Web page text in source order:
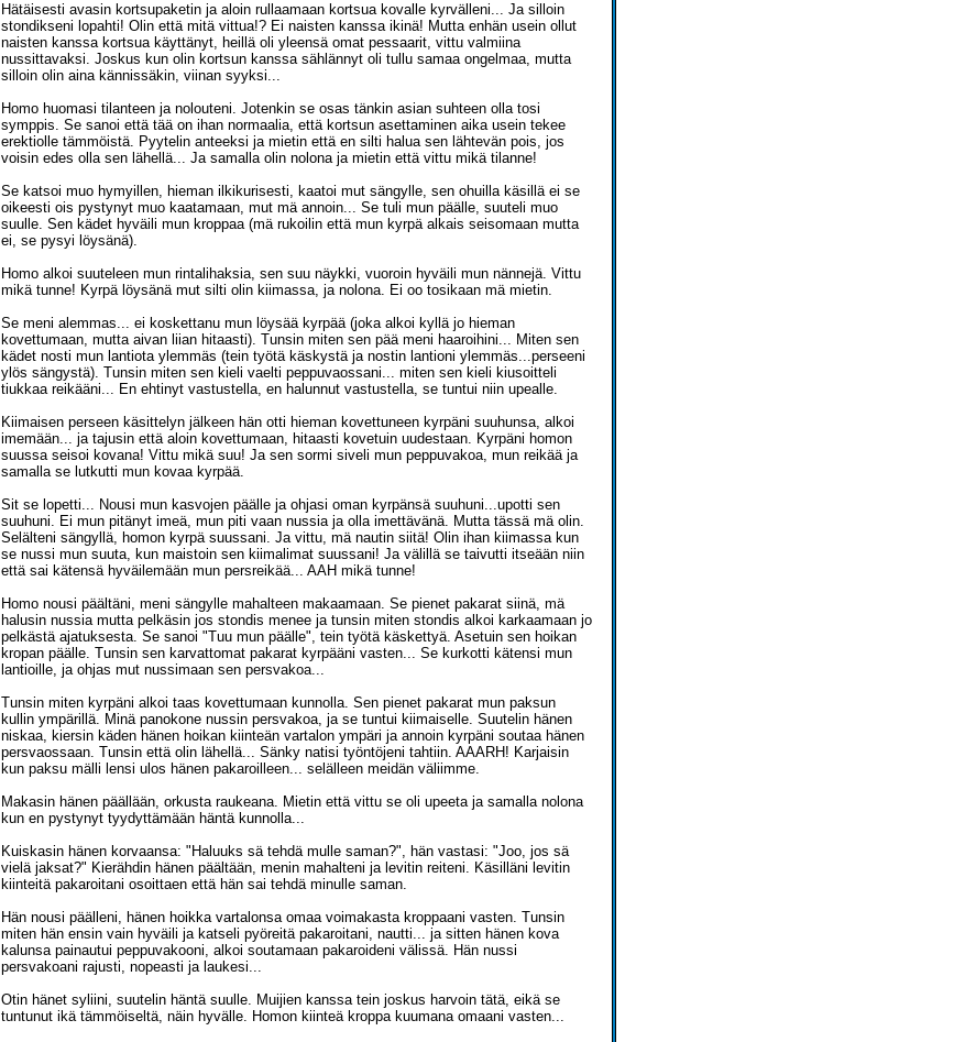
Hätäisesti avasin kortsupaketin ja aloin rullaamaan kortsua kovalle kyrvälleni... Ja silloin
stondikseni lopahti! Olin että mitä vittua!? Ei naisten kanssa ikinä! Mutta enhän usein ollut
naisten kanssa kortsua käyttänyt, heillä oli yleensä omat pessaarit, vittu valmiina
nussittavaksi. Joskus kun olin kortsun kanssa sählännyt oli tullu samaa ongelmaa, mutta
silloin olin aina kännissäkin, viinan syyksi...
Homo huomasi tilanteen ja nolouteni. Jotenkin se osas tänkin asian suhteen olla tosi
symppis. Se sanoi että tää on ihan normaalia, että kortsun asettaminen aika usein tekee
erektiolle tämmöistä. Pyytelin anteeksi ja mietin että en silti halua sen lähtevän pois, jos
voisin edes olla sen lähellä... Ja samalla olin nolona ja mietin että vittu mikä tilanne!
Se katsoi muo hymyillen, hieman ilkikurisesti, kaatoi mut sängylle, sen ohuilla käsillä ei se
oikeesti ois pystynyt muo kaatamaan, mut mä annoin... Se tuli mun päälle, suuteli muo
suulle. Sen kädet hyväili mun kroppaa (mä rukoilin että mun kyrpä alkais seisomaan mutta
ei, se pysyi löysänä).
Homo alkoi suuteleen mun rintalihaksia, sen suu näykki, vuoroin hyväili mun nännejä. Vittu
mikä tunne! Kyrpä löysänä mut silti olin kiimassa, ja nolona. Ei oo tosikaan mä mietin.
Se meni alemmas... ei koskettanu mun löysää kyrpää (joka alkoi kyllä jo hieman
kovettumaan, mutta aivan liian hitaasti). Tunsin miten sen pää meni haaroihini... Miten sen
kädet nosti mun lantiota ylemmäs (tein työtä käskystä ja nostin lantioni ylemmäs...perseeni
ylös sängystä). Tunsin miten sen kieli vaelti peppuvaossani... miten sen kieli kiusoitteli
tiukkaa reikääni... En ehtinyt vastustella, en halunnut vastustella, se tuntui niin upealle.
Kiimaisen perseen käsittelyn jälkeen hän otti hieman kovettuneen kyrpäni suuhunsa, alkoi
imemään... ja tajusin että aloin kovettumaan, hitaasti kovetuin uudestaan. Kyrpäni homon
suussa seisoi kovana! Vittu mikä suu! Ja sen sormi siveli mun peppuvakoa, mun reikää ja
samalla se lutkutti mun kovaa kyrpää.
Sit se lopetti... Nousi mun kasvojen päälle ja ohjasi oman kyrpänsä suuhuni...upotti sen
suuhuni. Ei mun pitänyt imeä, mun piti vaan nussia ja olla imettävänä. Mutta tässä mä olin.
Selälteni sängyllä, homon kyrpä suussani. Ja vittu, mä nautin siitä! Olin ihan kiimassa kun
se nussi mun suuta, kun maistoin sen kiimalimat suussani! Ja välillä se taivutti itseään niin
että sai kätensä hyväilemään mun persreikää... AAH mikä tunne!
Homo nousi päältäni, meni sängylle mahalteen makaamaan. Se pienet pakarat siinä, mä
halusin nussia mutta pelkäsin jos stondis menee ja tunsin miten stondis alkoi karkaamaan jo
pelkästä ajatuksesta. Se sanoi "Tuu mun päälle", tein työtä käskettyä. Asetuin sen hoikan
kropan päälle. Tunsin sen karvattomat pakarat kyrpääni vasten... Se kurkotti kätensi mun
lantioille, ja ohjas mut nussimaan sen persvakoa...
Tunsin miten kyrpäni alkoi taas kovettumaan kunnolla. Sen pienet pakarat mun paksun
kullin ympärillä. Minä panokone nussin persvakoa, ja se tuntui kiimaiselle. Suutelin hänen
niskaa, kiersin käden hänen hoikan kiinteän vartalon ympäri ja annoin kyrpäni soutaa hänen
persvaossaan. Tunsin että olin lähellä... Sänky natisi työntöjeni tahtiin. AAARH! Karjaisin
kun paksu mälli lensi ulos hänen pakaroilleen... selälleen meidän väliimme.
Makasin hänen päällään, orkusta raukeana. Mietin että vittu se oli upeeta ja samalla nolona
kun en pystynyt tyydyttämään häntä kunnolla...
Kuiskasin hänen korvaansa: "Haluuks sä tehdä mulle saman?", hän vastasi: "Joo, jos sä
vielä jaksat?" Kierähdin hänen päältään, menin mahalteni ja levitin reiteni. Käsilläni levitin
kiinteitä pakaroitani osoittaen että hän sai tehdä minulle saman.
Hän nousi päälleni, hänen hoikka vartalonsa omaa voimakasta kroppaani vasten. Tunsin
miten hän ensin vain hyväili ja katseli pyöreitä pakaroitani, nautti... ja sitten hänen kova
kalunsa painautui peppuvakooni, alkoi soutamaan pakaroideni välissä. Hän nussi
persvakoani rajusti, nopeasti ja laukesi...
Otin hänet syliini, suutelin häntä suulle. Muijien kanssa tein joskus harvoin tätä, eikä se
tuntunut ikä tämmöiseltä, näin hyvälle. Homon kiinteä kroppa kuumana omaani vasten...